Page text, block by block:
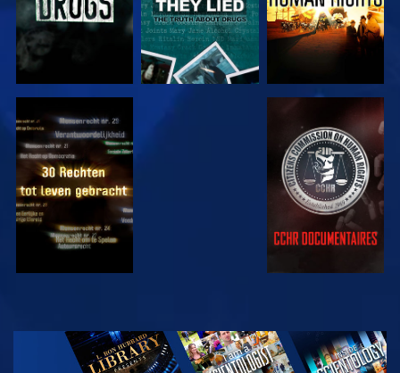
KIJK KIJK
KIJK
VERKEN DE
SERIE